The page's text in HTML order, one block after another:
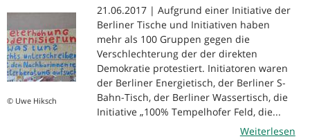
© Uwe Hiksch
21.06.2017 | Aufgrund einer Initiative der
Berliner Tische und Initiativen haben
mehr als 100 Gruppen gegen die
Verschlechterung der der direkten
Demokratie protestiert. Initiatoren waren
der Berliner Energietisch, der Berliner S-
Bahn-Tisch, der Berliner Wassertisch, die
Initiative „100% Tempelhofer Feld, die...
Weiterlesen